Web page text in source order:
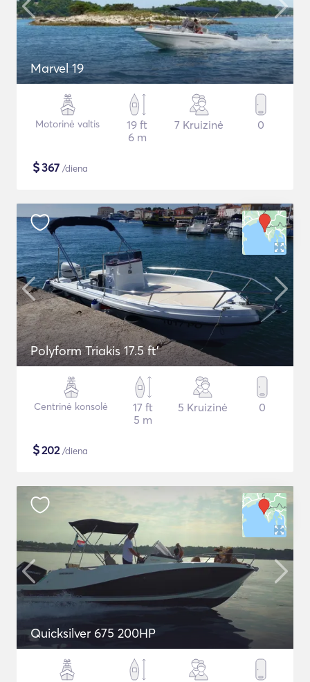
Marvel 19
Motorinė valtis
19 ft
6 m
7 Kruizinė 0
$367 /diena
Polyform Triakis 17.5 ft'
Centrinė konsolė
17 ft
5 m
5 Kruizinė 0
$202/diena
Quicksilver 675 200HP